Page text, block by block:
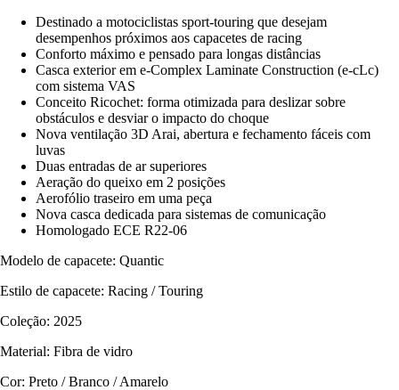
Destinado a motociclistas sport-touring que desejam
desempenhos próximos aos capacetes de racing
Conforto máximo e pensado para longas distâncias
Casca exterior em e-Complex Laminate Construction (e-cLc)
com sistema VAS
Conceito Ricochet: forma otimizada para deslizar sobre
obstáculos e desviar o impacto do choque
Nova ventilação 3D Arai, abertura e fechamento fáceis com
luvas
Duas entradas de ar superiores
Aeração do queixo em 2 posições
Aerofólio traseiro em uma peça
Nova casca dedicada para sistemas de comunicação
Homologado ECE R22-06
Modelo de capacete: Quantic
Estilo de capacete: Racing / Touring
Coleção: 2025
Material: Fibra de vidro
Cor: Preto / Branco / Amarelo